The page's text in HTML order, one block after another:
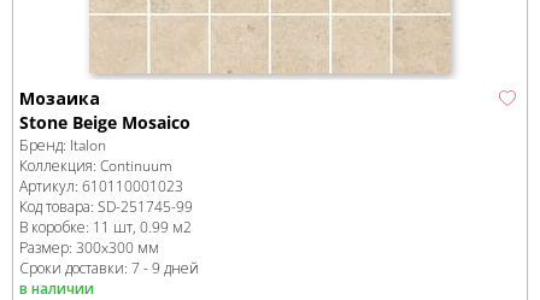
Мозаика
Stone Beige Mosaico
Бренд: Italon
Коллекция: Continuum
Артикул: 610110001023
Код товара: SD-251745-99
В коробке: 11 шт, 0.99 м2
Размер: 300x300 мм
Сроки доставки: 7 - 9 дней
в наличии